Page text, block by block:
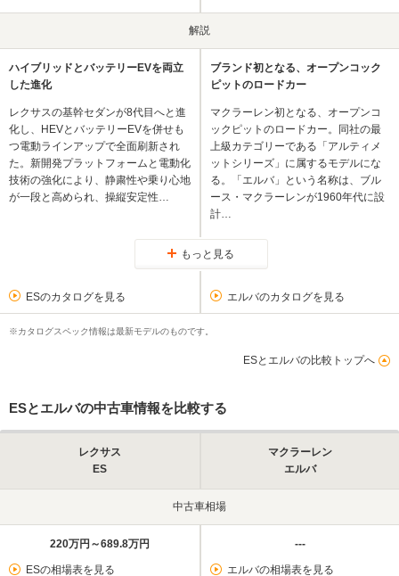
解説
ハイブリッドとバッテリーEVを両立
した進化
レクサスの基幹セダンが8代目へと進
化し、HEVとバッテリーEVを併せも
つ電動ラインアップで全面刷新され
た。新開発プラットフォームと電動化
技術の強化により、静粛性や乗り心地
が一段と高められ、操縦安定性…
ブランド初となる、オープンコック
ピットのロードカー
マクラーレン初となる、オープンコ
ックピットのロードカー。同社の最
上級カテゴリーである「アルティメ
ットシリーズ」に属するモデルにな
る。「エルバ」という名称は、ブル
ース・マクラーレンが1960年代に設
計…
もっと見る
ESのカタログを見る エルバのカタログを見る
※カタログスペック情報は最新モデルのものです。
ESとエルバの比較トップへ
ESとエルバの中古車情報を比較する
レクサス
ES
マクラーレン
エルバ
中古車相場
220万円～689.8万円
ESの相場表を見る
---
エルバの相場表を見る